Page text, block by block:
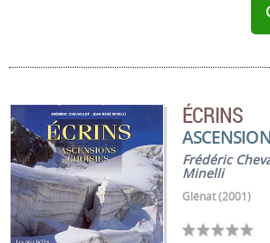
ÉCRINS
Frédéric
Minelli
Glénat (2001)